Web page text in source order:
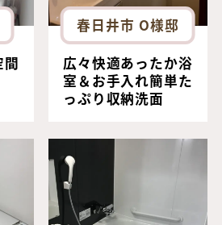
間
春日井市 O様邸
広々快適あったか浴
室＆お手入れ簡単た
っぷり収納洗面